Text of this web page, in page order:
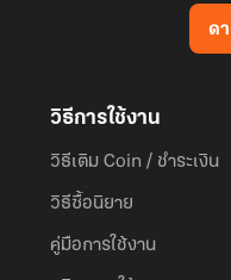
ด
วิธีการใช้งาน
วิธีเติม Coin / ชำระเงิน
วิธีซื้อนิยาย
คู่มือการใช้งาน